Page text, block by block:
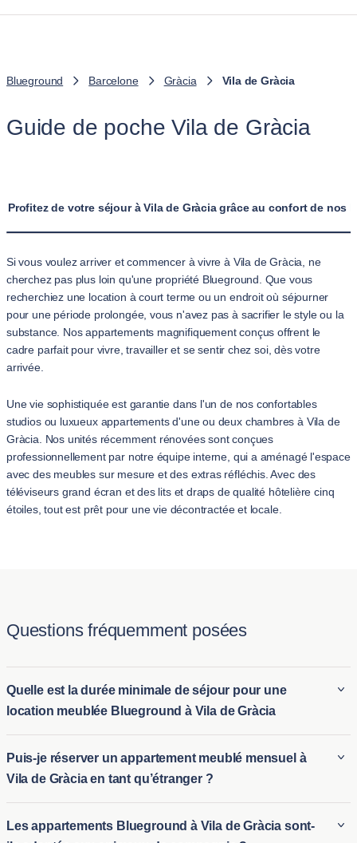
Blueground Barcelone Gràcia Vila de Gràcia
Guide de poche Vila de Gràcia
Profitez de votre séjour à Vila de Gràcia grâce au confort de nos
Si vous voulez arriver et commencer à vivre à Vila de Gràcia, ne
cherchez pas plus loin qu'une propriété Blueground. Que vous
recherchiez une location à court terme ou un endroit où séjourner
pour une période prolongée, vous n'avez pas à sacrifier le style ou la
substance. Nos appartements magnifiquement conçus offrent le
cadre parfait pour vivre, travailler et se sentir chez soi, dès votre
arrivée.
Une vie sophistiquée est garantie dans l'un de nos confortables
studios ou luxueux appartements d'une ou deux chambres à Vila de
Gràcia. Nos unités récemment rénovées sont conçues
professionnellement par notre équipe interne, qui a aménagé l'espace
avec des meubles sur mesure et des extras réfléchis. Avec des
téléviseurs grand écran et des lits et draps de qualité hôtelière cinq
étoiles, tout est prêt pour une vie décontractée et locale.
Questions fréquemment posées
Quelle est la durée minimale de séjour pour une
location meublée Blueground à Vila de Gràcia
location à Vila de Gràcia avec Blueground est généralement
de 2 nuit. Cela en fait une solution idéale pour les locations
meublées de longue durée à Vila de Gràcia, ainsi que pour
l’hébergement de courte durée pour ceux ayant besoin d'un
Puis-je réserver un appartement meublé mensuel à
Vila de Gràcia en tant qu’étranger ?
mensuelles d'appartements à Vila de Gràcia, grâce au
Les appartements Blueground à Vila de Gràcia sont-